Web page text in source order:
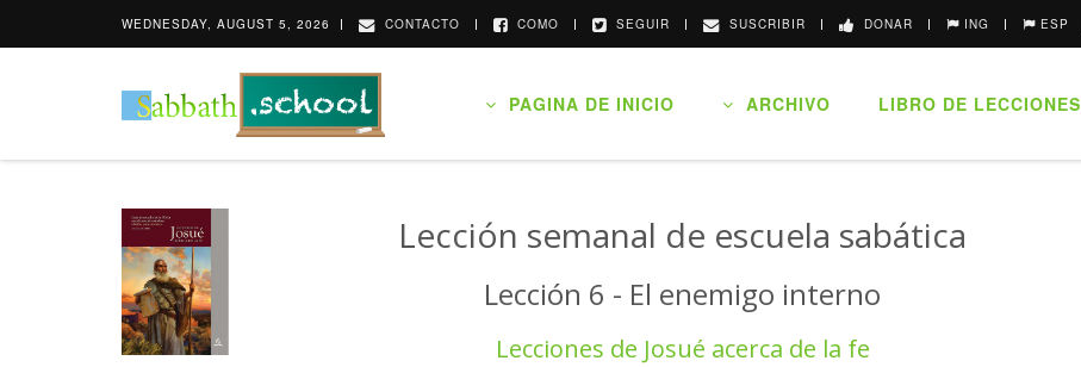
WEDNESDAY, AUGUST 5, 2026 CONTACTO COMO SEGUIR SUSCRIBIR DONAR ING ESP
PAGINA DE INICIO ARCHIVO LIBRO DE LECCIONES
Lección semanal de escuela sabática
Lección 6 - El enemigo interno
Lecciones de Josué acerca de la fe